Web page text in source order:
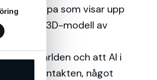
en pappa som visar upp
gjort en 3D-modell av
upp världen och att AI i
kontakten, något